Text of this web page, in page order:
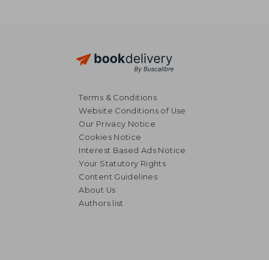
R 465
Terms & Conditions
Website Conditions of Use
Our Privacy Notice
Cookies Notice
Interest Based Ads Notice
Your Statutory Rights
Content Guidelines
About Us
Authors list